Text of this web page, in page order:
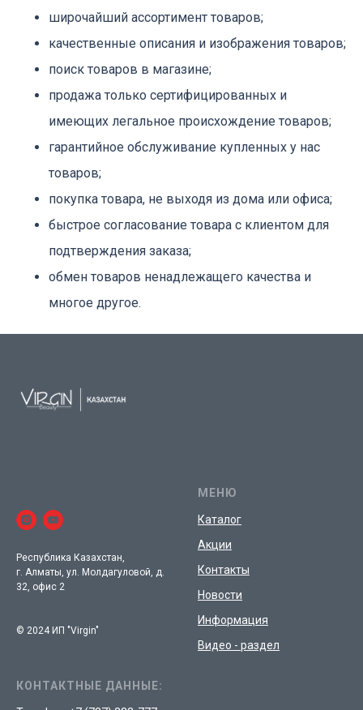
широчайший ассортимент товаров;
качественные описания и изображения товаров;
поиск товаров в магазине;
продажа только сертифицированных и
имеющих легальное происхождение товаров;
гарантийное обслуживание купленных у нас
товаров;
покупка товара, не выходя из дома или офиса;
быстрое согласование товара с клиентом для
подтверждения заказа;
обмен товаров ненадлежащего качества и
многое другое.
Республика Казахстан,
г. Алматы, ул. Молдагуловой, д.
32, офис 2
© 2024 ИП "Virgin"
МЕНЮ
Каталог
Акции
Контакты
Новости
Информация
Видео - раздел
КОНТАКТНЫЕ ДАННЫЕ: